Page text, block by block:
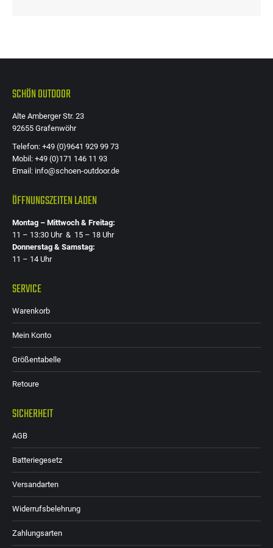
SCHÖN OUTDOOR
Alte Amberger Str. 23
92655 Grafenwöhr
Telefon: +49 (0)9641 929 99 73
Mobil: +49 (0)171 146 11 93
Email: info@schoen-outdoor.de
ÖFFNUNGSZEITEN LADEN
Montag – Mittwoch & Freitag:
11 – 13:30 Uhr & 15 – 18 Uhr
Donnerstag & Samstag:
11 – 14 Uhr
SERVICE
Warenkorb
Mein Konto
Größentabelle
Retoure
SICHERHEIT
AGB
Batteriegesetz
Versandarten
Widerrufsbelehrung
Zahlungsarten